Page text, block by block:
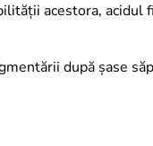
acestora, acidul
după șase